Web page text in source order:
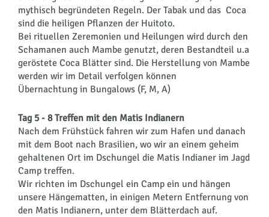
mythisch begründeten Regeln. Der Tabak und das Coca
sind die heiligen Pflanzen der Huitoto.
Bei rituellen Zeremonien und Heilungen wird durch den
Schamanen auch Mambe genutzt, deren Bestandteil u.a
geröstete Coca Blätter sind. Die Herstellung von Mambe
werden wir im Detail verfolgen können
Übernachtung in Bungalows (F, M, A)
Tag 5 - 8 Treffen mit den Matis Indianern
Nach dem Frühstück fahren wir zum Hafen und danach
mit dem Boot nach Brasilien, wo wir an einem geheim
gehaltenen Ort im Dschungel die Matis Indianer im Jagd
Camp treffen.
Wir richten im Dschungel ein Camp ein und hängen
unsere Hängematten, in einigen Metern Entfernung von
den Matis Indianern, unter dem Blätterdach auf.